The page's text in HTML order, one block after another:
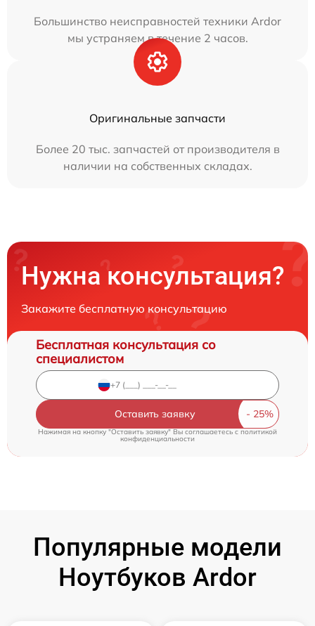
Большинство неисправностей техники Ardor
мы устраняем в течение 2 часов.
Оригинальные запчасти
Более 20 тыс. запчастей от производителя в
наличии на собственных складах.
Нужна консультация?
Закажите бесплатную консультацию
Бесплатная консультация со
специалистом
Оставить заявку
Нажимая на кнопку "Оставить заявку" Вы соглашаетесь cполитикой
конфиденциальности
Популярные модели
Ноутбуков Ardor